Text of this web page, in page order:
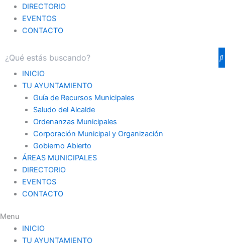
DIRECTORIO
EVENTOS
CONTACTO
INICIO
TU AYUNTAMIENTO
Guía de Recursos Municipales
Saludo del Alcalde
Ordenanzas Municipales
Corporación Municipal y Organización
Gobierno Abierto
ÁREAS MUNICIPALES
DIRECTORIO
EVENTOS
CONTACTO
Menu
INICIO
TU AYUNTAMIENTO